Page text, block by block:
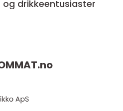
drikkeentusiaster
no